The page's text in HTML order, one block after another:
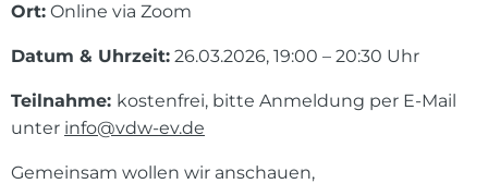
Ort: Online via Zoom
Datum & Uhrzeit: 26.03.2026, 19:00 – 20:30 Uhr
Teilnahme: kostenfrei, bitte Anmeldung per E-Mail
unter info@vdw-ev.de
Gemeinsam wollen wir anschauen,